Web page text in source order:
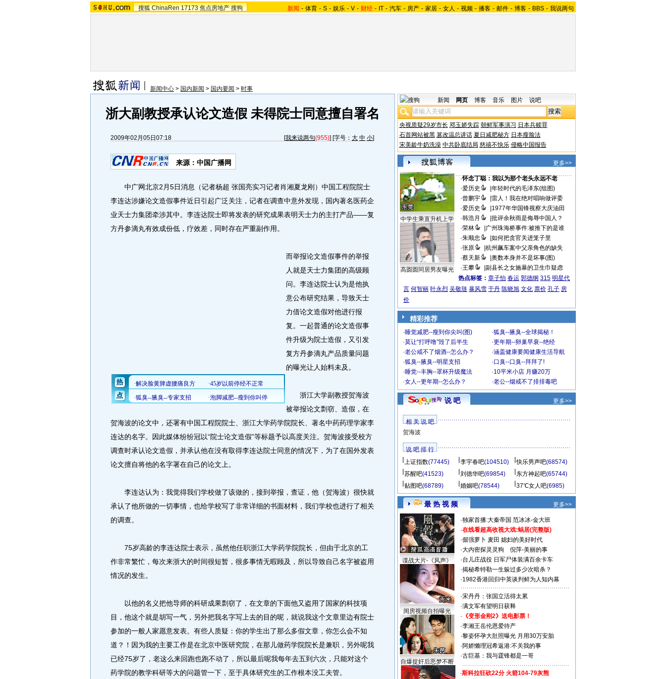
搜狐 ChinaRen 17173 焦点房地产 搜狗 新闻 - 体育 - S - 娱乐 - V - 财经 - IT - 汽车 - 房产 - 家居 - 女人 - 视频 - 播客 - 邮件 - 博客 - BBS - 我说两句
新闻中心 > 国内新闻 > 国内要闻 > 时事
浙大副教授承认论文造假 未得院士同意擅自署名
2009年02月05日07:18 [我来说两句(955)] [字号： 大 中 小]
来源：中国广播网
中广网北京2月5日消息（记者杨超 张国亮实习记者肖湘夏龙刚）中国工程院院士
李连达涉嫌论文造假事件近日引起广泛关注，记者在调查中意外发现，国内著名医药企
业天士力集团牵涉其中。李连达院士即将发表的研究成果表明天士力的主打产品——复
方丹参滴丸有效成份低，疗效差，同时存在严重副作用。
而举报论文造假事件的举报
人就是天士力集团的高级顾
问。李连达院士认为是他执
意公布研究结果，导致天士
力借论文造假对他进行报
复。一起普通的论文造假事
件升级为院士造假，又引发
复方丹参滴丸产品质量问题
的曝光让人始料未及。
浙江大学副教授贺海波
被举报论文剽窃、造假，在
贺海波的论文中，还署有中国工程院院士、浙江大学药学院院长、著名中药药理学家李
连达的名字。因此媒体纷纷冠以“院士论文造假”等标题予以高度关注。贺海波接受校方
调查时承认论文造假，并承认他在没有取得李连达院士同意的情况下，为了在国外发表
论文擅自将他的名字署在自己的论文上。
李连达认为：我觉得我们学校做了该做的，接到举报，查证，他（贺海波）很快就
承认了他所做的一切事情，也给学校写了非常详细的书面材料，我们学校也进行了相关
的调查。
75岁高龄的李连达院士表示，虽然他任职浙江大学药学院院长，但由于北京的工
作非常繁忙，每次来浙大的时间很短暂，很多事情无暇顾及，所以导致自己名字被盗用
情况的发生。
以他的名义把他导师的科研成果剽窃了，在文章的下面他又盗用了国家的科技项
目，他这个就是胡写一气，另外把我名字写上去的目的呢，就说我这个文章里边有院士
参加的一般人家愿意发表。有些人质疑：你的学生出了那么多假文章，你怎么会不知
道？！因为我的主要工作是在北京中医研究院，在那儿做药学院院长是兼职，另外呢我
已经75岁了，老这么来回跑也跑不动了，所以最后呢我每年去五到六次，只能对这个
药学院的教学科研等大的问题管一下，至于具体研究生的工作根本没工夫管。
新闻 网页 博客 音乐 图片 说吧
央视质疑29岁市长 邓玉娇失踪 朝鲜军事演习 日本兵赎罪
石首网站被黑 篡改温总讲话 夏日减肥秘方 日本瘦脸法
宋美龄牛奶洗澡 中共卧底结局 慈禧不快乐 侵略中国报告
更多>>
中学生乘直升机上学
高圆圆同居男友曝光
·怀念丁聪：我以为那个老头永远不老
·爱历史
年轻时代的毛泽东(组图)
·曾鹏宇
雷人！我在绝对唱响做评委
·爱历史
1977年华国锋视察大庆油田
·韩浩月
批评余秋雨是侮辱中国人？
·荣林
广州珠海桥事件:被推下的是谁
·朱顺忠
如何把贪官关进笼子里
·张原
杭州飙车案中父亲角色的缺失
·蔡天新
奥数本身并不是坏事(图)
·王攀
副县长之女施暴的卫生巾疑虑
热点标签： 章子怡 春运 郭德纲 315 明星代
言 何智丽 叶永烈 吴敬琏 暴风雪 于丹 陈晓旭 文化 票价 孔子 房
价
精彩推荐
·睡觉减肥--瘦到你尖叫(图) ·狐臭--腋臭--全球揭秘！
·莫让“打呼噜”毁了后半生 ·更年期--卵巢早衰--绝经
·老公戒不了烟酒--怎么办？ ·涵盖健康要闻健康生活导航
·狐臭--腋臭--明星支招 ·口臭--口臭--拜拜了!
·睡觉--丰胸--罩杯升级魔法 ·10平米小店 月赚20万
·女人--更年期--怎么办？ ·老公--烟戒不了排排毒吧
说 吧 更多>>
相 关 说 吧
贺海波
说 吧 排 行
上证指数(77445) 李宇春吧(104510) 快乐男声吧(68574)
苏醒吧(41523) 刘德华吧(69854) 东方神起吧(65744)
贴图吧(68789) 婚姻吧(78544) 37℃女人吧(6985)
最 热 视 频 更多>>
谍战大片-《风声》
闺房视频自拍曝光
自爆捉奸后恶梦不断
·独家首播:大秦帝国 范冰冰-金大班
·在线看超高收视大戏:蜗居(完整版)
·倔强萝卜 麦田 媳妇的美好时代
·大内密探灵灵狗
倪萍-美丽的事
·台儿庄战役 日军尸体装满百余卡车
·揭秘希特勒一生躲过多少次暗杀？
·1982香港回归中英谈判鲜为人知内幕
·宋丹丹：张国立活得太累
·满文军有望明日获释
· 《变形金刚2》送电影票！
·李湘王岳伦恩爱待产
·黎姿怀孕大肚照曝光 月用30万安胎
·阿娇懒理冠希返港:不关我的事
·古巨基：我与霆锋都是一哥
·斯科拉狂砍22分 火箭104-79灰熊